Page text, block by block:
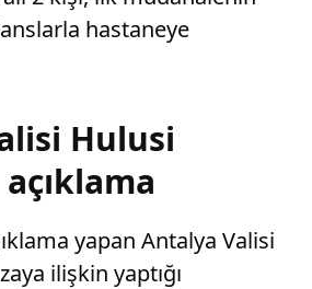
hastaneye
Hulusi
yapan Antalya Valisi
ilişkin yaptığı